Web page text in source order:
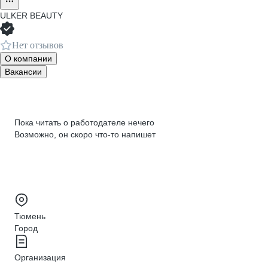
ULKER BEAUTY
Нет отзывов
О компании
Вакансии
Пока читать о работодателе нечего
Возможно, он скоро что‑то напишет
Тюмень
Город
Организация